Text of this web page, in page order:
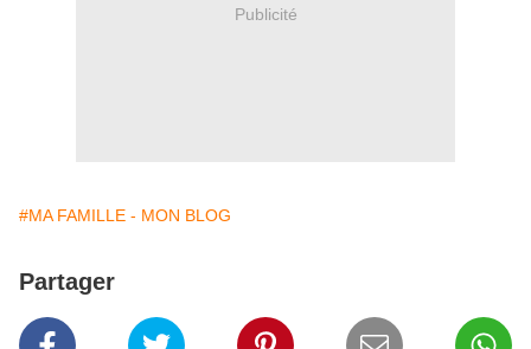
Publicité
#MA FAMILLE - MON BLOG
Partager